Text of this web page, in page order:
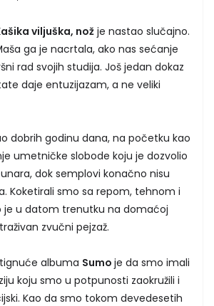
viljuška, nožje nastao slučajno.
ga je nacrtala, ako nas sećanje
rad svojih studija. Još jedan dokaz
daje entuzijazam, a ne veliki
dobrih godinu dana, na početku kao
umetničke slobode koju je dozvolio
dok semplovi konačno nisu
Koketirali smo sa repom, tehnom i
je u datom trenutku na domaćoj
zvučni pejzaž.
albuma Sumo je da smo imali
koju smo u potpunosti zaokružili i
Kao da smo tokom devedesetih